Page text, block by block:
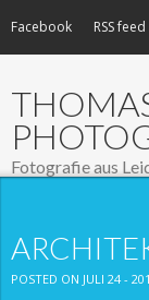
Facebook RSS feed
Fotografie aus
POSTED ON JULI 24 -